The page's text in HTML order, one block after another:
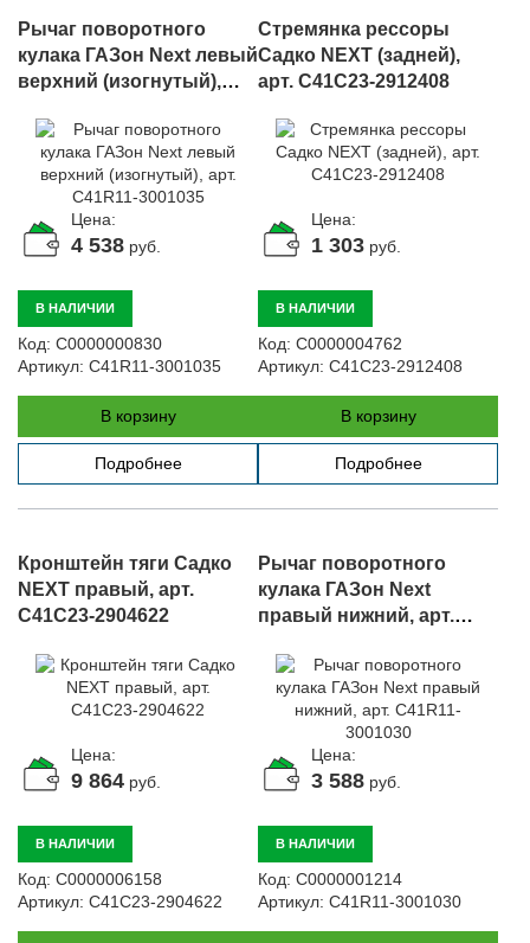
Рычаг поворотного
кулака ГАЗон Next левый
верхний (изогнутый),
Цена:
4 538 руб.
В НАЛИЧИИ
Код: С0000000830
Артикул: C41R11-3001035
В корзину
Подробнее
Стремянка рессоры
Садко NEXT (задней),
арт. C41C23-2912408
Цена:
1 303 руб.
В НАЛИЧИИ
Код: С0000004762
Артикул: C41C23-2912408
В корзину
Подробнее
Кронштейн тяги Садко
NEXT правый, арт.
C41C23-2904622
Цена:
9 864 руб.
В НАЛИЧИИ
Код: С0000006158
Артикул: C41C23-2904622
Рычаг поворотного
кулака ГАЗон Next
правый нижний, арт.
Цена:
3 588 руб.
В НАЛИЧИИ
Код: С0000001214
Артикул: C41R11-3001030